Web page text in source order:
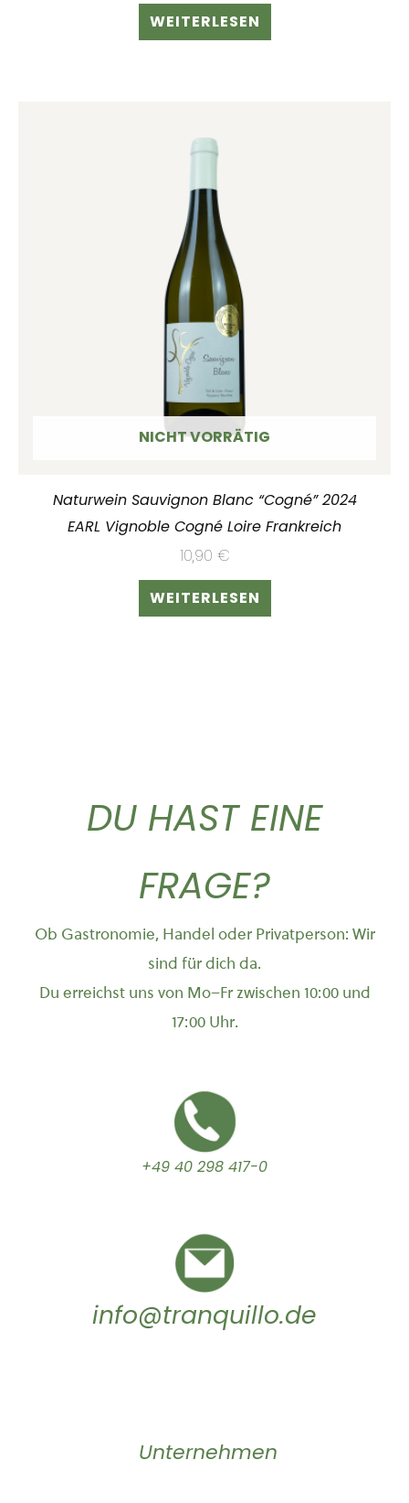
WEITERLESEN
NICHT VORRÄTIG
Naturwein Sauvignon Blanc “Cogné” 2024
EARL Vignoble Cogné Loire Frankreich
10,90 €
WEITERLESEN
DU HAST EINE
FRAGE?
Ob Gastronomie, Handel oder Privatperson: Wir
sind für dich da.
Du erreichst uns von Mo–Fr zwischen 10:00 und
17:00 Uhr.
+49 40 298 417-0
info@tranquillo.de
Unternehmen